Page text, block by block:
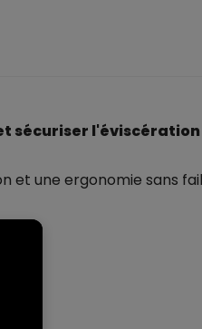
sécuriser
et une ergonomie sans